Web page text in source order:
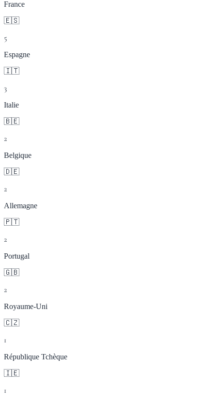
France
🇪🇸
5
Espagne
🇮🇹
3
Italie
🇧🇪
2
Belgique
🇩🇪
2
Allemagne
🇵🇹
2
Portugal
🇬🇧
2
Royaume-Uni
🇨🇿
1
République Tchèque
🇮🇪
1